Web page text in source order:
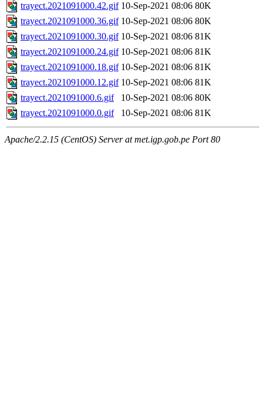
trayect.2021091000.42.gif 10-Sep-2021 08:06 80K
trayect.2021091000.36.gif 10-Sep-2021 08:06 80K
trayect.2021091000.30.gif 10-Sep-2021 08:06 81K
trayect.2021091000.24.gif 10-Sep-2021 08:06 81K
trayect.2021091000.18.gif 10-Sep-2021 08:06 81K
trayect.2021091000.12.gif 10-Sep-2021 08:06 81K
trayect.2021091000.6.gif
10-Sep-2021 08:06 80K
trayect.2021091000.0.gif
10-Sep-2021 08:06 81K
Apache/2.2.15 (CentOS) Server at met.igp.gob.pe Port 80